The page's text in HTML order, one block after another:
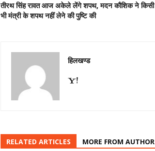
तीरथ सिंह रावत आज अकेले लेंगे शपथ, मदन कौशिक ने किसी
भी मंत्री के शपथ नहीं लेने की पुष्टि की
हिलखण्ड
RELATED ARTICLES MORE FROM AUTHOR